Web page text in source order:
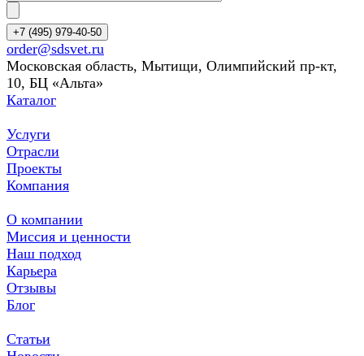
+7 (495) 979-40-50
order@sdsvet.ru
Московская область, Мытищи, Олимпийский пр-кт,
10, БЦ «Альта»
Каталог
Услуги
Отрасли
Проекты
Компания
О компании
Миссия и ценности
Наш подход
Карьера
Отзывы
Блог
Статьи